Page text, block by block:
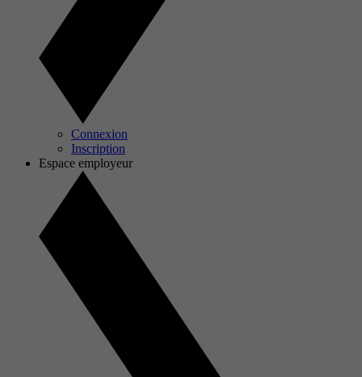
Connexion
Inscription
Espace employeur